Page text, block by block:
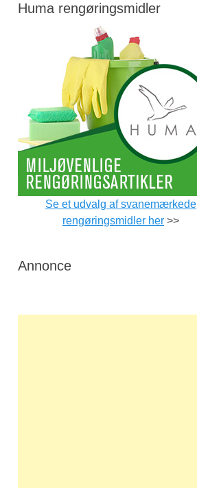
Huma rengøringsmidler
Se et udvalg af svanemærkede
rengøringsmidler her >>
Annonce